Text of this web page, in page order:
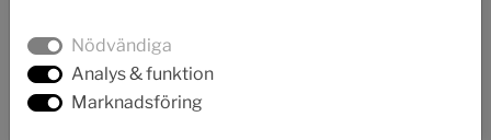
alltid redo att säkerställa att dina elsystem fungerar
optimalt och säkert.
Nödvändiga
Analys & funktion
Marknadsföring